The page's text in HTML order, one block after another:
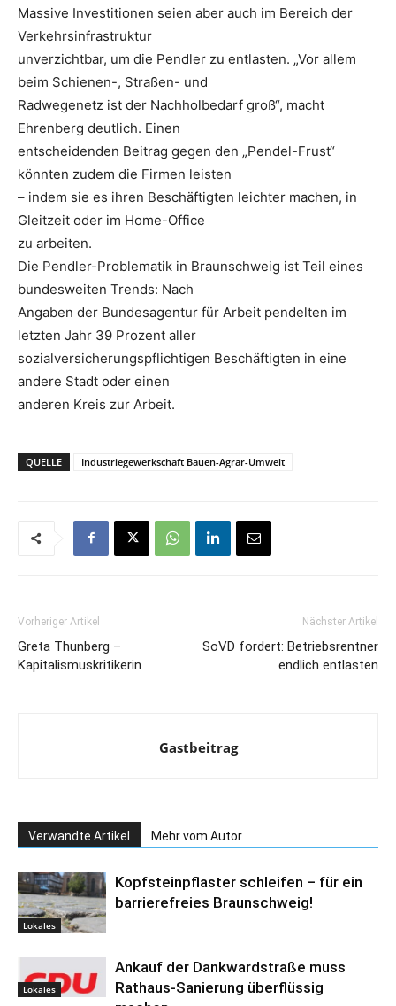
Massive Investitionen seien aber auch im Bereich der
Verkehrsinfrastruktur
unverzichtbar, um die Pendler zu entlasten. „Vor allem
beim Schienen-, Straßen- und
Radwegenetz ist der Nachholbedarf groß“, macht
Ehrenberg deutlich. Einen
entscheidenden Beitrag gegen den „Pendel-Frust“
könnten zudem die Firmen leisten
– indem sie es ihren Beschäftigten leichter machen, in
Gleitzeit oder im Home-Office
zu arbeiten.
Die Pendler-Problematik in Braunschweig ist Teil eines
bundesweiten Trends: Nach
Angaben der Bundesagentur für Arbeit pendelten im
letzten Jahr 39 Prozent aller
sozialversicherungspflichtigen Beschäftigten in eine
andere Stadt oder einen
anderen Kreis zur Arbeit.
QUELLE Industriegewerkschaft Bauen-Agrar-Umwelt
Vorheriger Artikel
Greta Thunberg –
Kapitalismuskritikerin
Nächster Artikel
SoVD fordert: Betriebsrentner
endlich entlasten
Gastbeitrag
Verwandte Artikel Mehr vom Autor
Lokales
Kopfsteinpflaster schleifen – für ein
barrierefreies Braunschweig!
Lokales
Ankauf der Dankwardstraße muss
Rathaus-Sanierung überflüssig